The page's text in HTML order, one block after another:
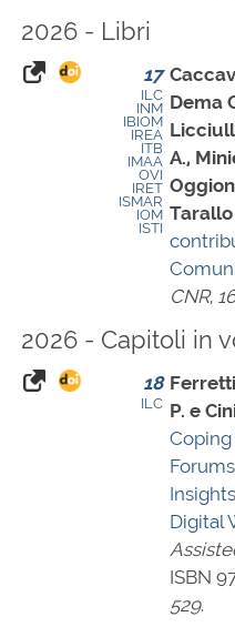
2026 - Libri
17
ILC
INM
IBIOM
IREA
ITB
IMAA
OVI
IRET
ISMAR
IOM
ISTI
Dema
A.,
Tarallo
CNR,
2026 - Capitoli in
18
ILC P. e
Digital
ISBN
529.